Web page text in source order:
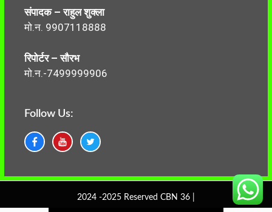
संपादक – राहुल शुक्ला
मो.न. 9907118888
रिपोर्टर – सौरभ
मो.न.-7499999906
Follow Us:
2024 -2025 Reserved CBN 36 |